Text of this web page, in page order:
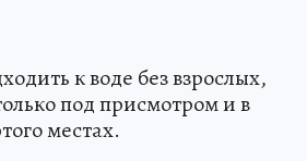
к воде без взрослых,
под присмотром и в
местах.